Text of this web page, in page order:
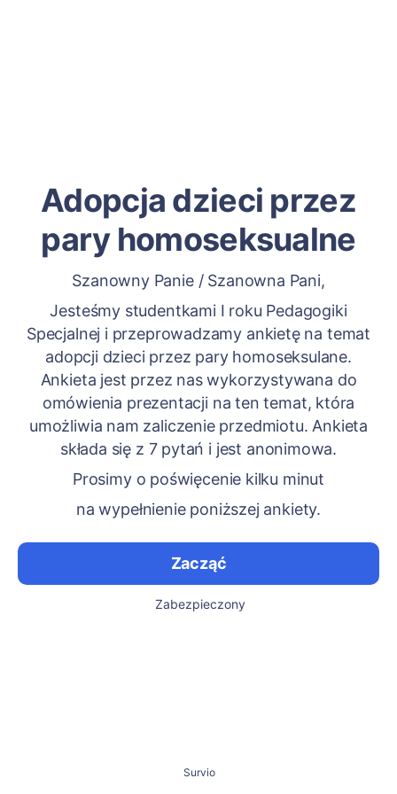
Adopcja dzieci przez
pary homoseksualne
Szanowny Panie / Szanowna Pani,
Jesteśmy studentkami I roku Pedagogiki
Specjalnej i przeprowadzamy ankietę na temat
adopcji dzieci przez pary homoseksulane.
Ankieta jest przez nas wykorzystywana do
omówienia prezentacji na ten temat, która
umożliwia nam zaliczenie przedmiotu. Ankieta
składa się z 7 pytań i jest anonimowa.
Prosimy o poświęcenie kilku minut
na wypełnienie poniższej ankiety.
Zacząć
Zabezpieczony
Survio